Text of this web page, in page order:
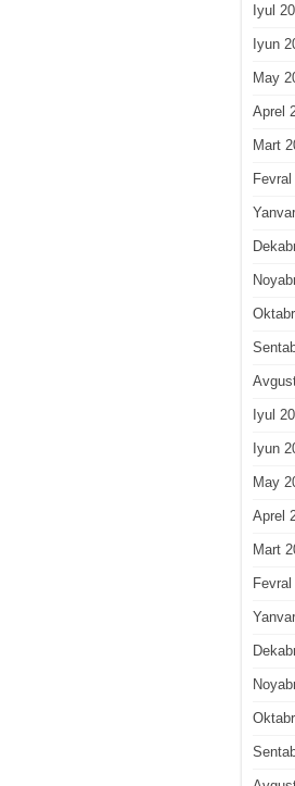
Iyul
Iyun
May
Aprel
Mart
Fevral
Iyul
Iyun
May
Aprel
Mart
Fevral